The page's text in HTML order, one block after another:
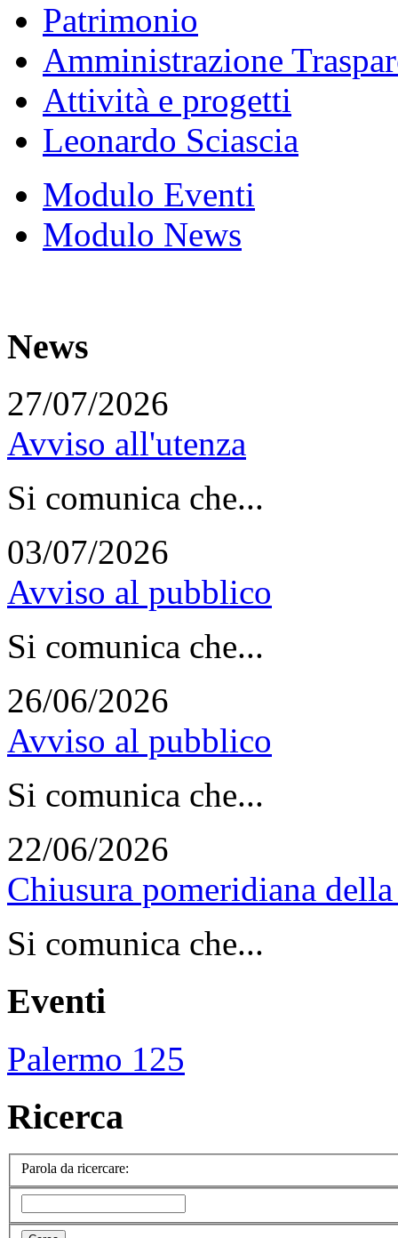
Patrimonio
Amministrazione
Attività e progetti
Leonardo Sciascia
Modulo Eventi
Modulo News
News
27/07/2026
Avviso all'utenza
Si comunica che...
03/07/2026
Avviso al pubblico
Si comunica che...
26/06/2026
Avviso al pubblico
Si comunica che...
22/06/2026
Chiusura pomeridiana
Si comunica che...
Eventi
Palermo 125
Ricerca
Parola da ricercare: